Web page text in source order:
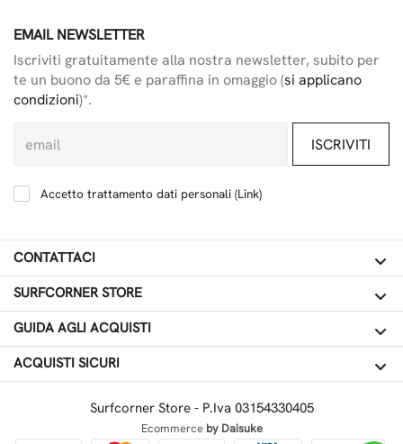
EMAIL NEWSLETTER
Iscriviti gratuitamente alla nostra newsletter, subito per
te un buono da 5€ e paraffina in omaggio (si applicano
condizioni)*.
ISCRIVITI
Accetto trattamento dati personali (Link)
CONTATTACI
SURFCORNER STORE
GUIDA AGLI ACQUISTI
ACQUISTI SICURI
Surfcorner Store - P.Iva 03154330405
Ecommerce by Daisuke